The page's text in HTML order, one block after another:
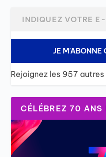
JE M'ABONNE
Rejoignez les 957
CÉLÉBREZ 70 ANS